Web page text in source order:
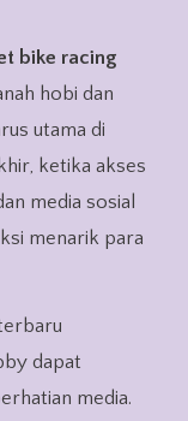
bike racing
hobi dan
utama di
ketika akses
media sosial
menarik para
dapat
media.